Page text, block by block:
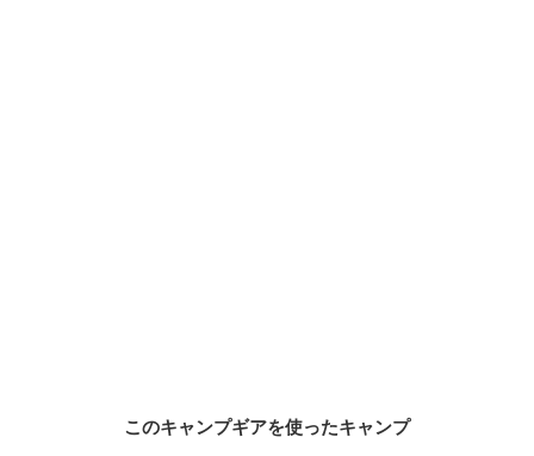
このキャンプギアを使ったキャンプ